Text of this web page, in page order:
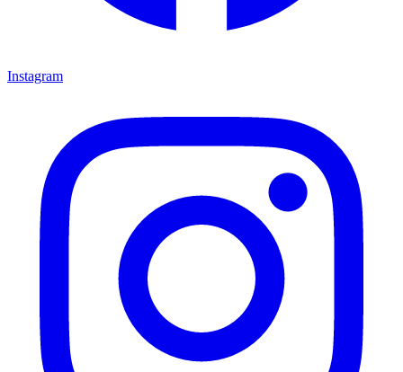
Instagram